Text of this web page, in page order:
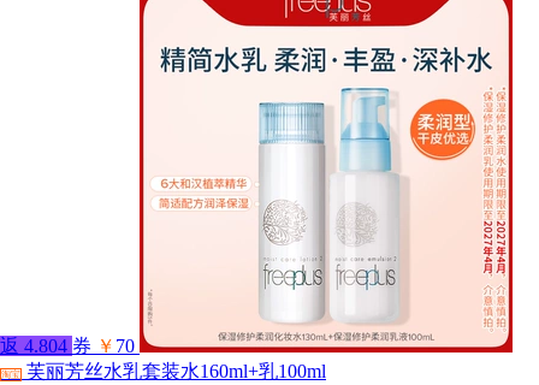
返 4.804 券 ￥ 70
淘宝 芙丽芳丝水乳套装水160ml+乳100ml